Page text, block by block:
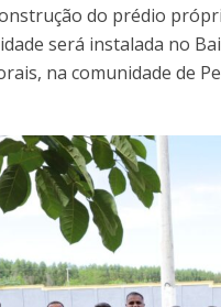
do prédio
será instalada no
na comunidade de